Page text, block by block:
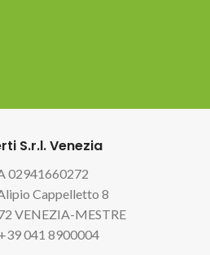
S.r.l. Venezia
02941660272
Cappelletto 8
VENEZIA-MESTRE
041 8900004